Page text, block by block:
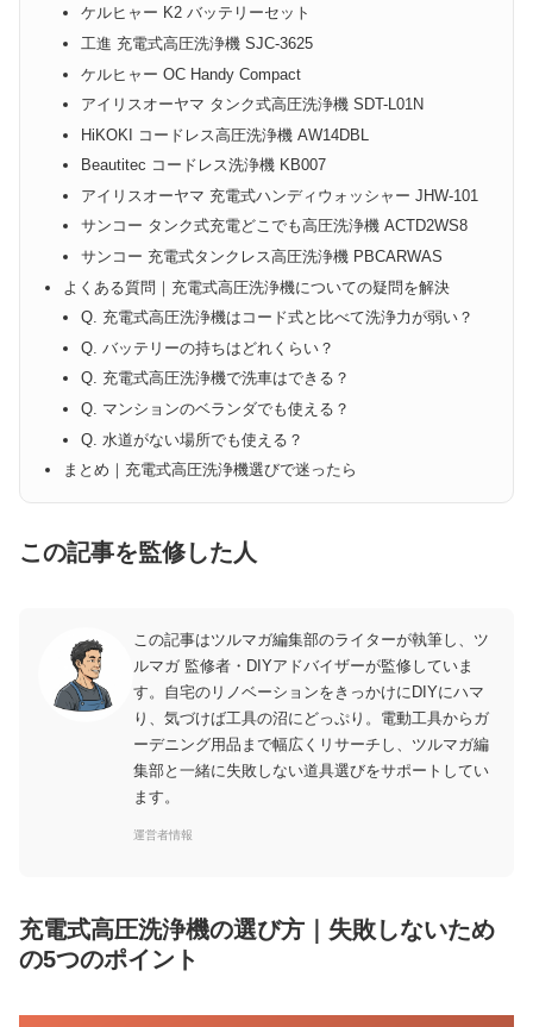
ケルヒャー K2 バッテリーセット
工進 充電式高圧洗浄機 SJC-3625
ケルヒャー OC Handy Compact
アイリスオーヤマ タンク式高圧洗浄機 SDT-L01N
HiKOKI コードレス高圧洗浄機 AW14DBL
Beautitec コードレス洗浄機 KB007
アイリスオーヤマ 充電式ハンディウォッシャー JHW-101
サンコー タンク式充電どこでも高圧洗浄機 ACTD2WS8
サンコー 充電式タンクレス高圧洗浄機 PBCARWAS
よくある質問｜充電式高圧洗浄機についての疑問を解決
Q. 充電式高圧洗浄機はコード式と比べて洗浄力が弱い？
Q. バッテリーの持ちはどれくらい？
Q. 充電式高圧洗浄機で洗車はできる？
Q. マンションのベランダでも使える？
Q. 水道がない場所でも使える？
まとめ｜充電式高圧洗浄機選びで迷ったら
この記事を監修した人
この記事はツルマガ編集部のライターが執筆し、ツ
ルマガ 監修者・DIYアドバイザーが監修していま
す。自宅のリノベーションをきっかけにDIYにハマ
り、気づけば工具の沼にどっぷり。電動工具からガ
ーデニング用品まで幅広くリサーチし、ツルマガ編
集部と一緒に失敗しない道具選びをサポートしてい
ます。
運営者情報
充電式高圧洗浄機の選び方｜失敗しないため
の5つのポイント